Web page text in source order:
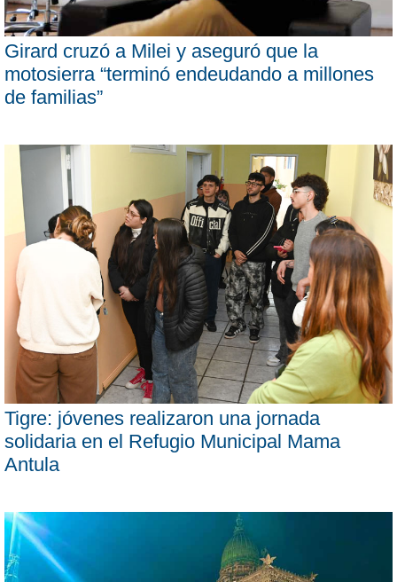
Girard cruzó a Milei y aseguró que la
motosierra “terminó endeudando a millones
de familias”
Tigre: jóvenes realizaron una jornada
solidaria en el Refugio Municipal Mama
Antula